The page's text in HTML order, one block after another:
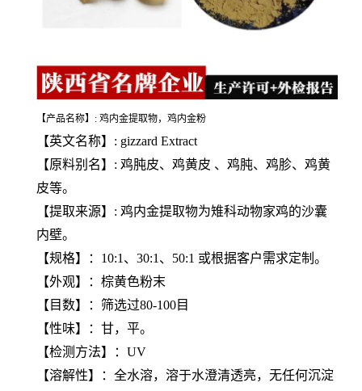
【产品名称】: 鸡内金提取物，鸡内金粉
【英文名称】: gizzard Extract
【原料别名】: 鸡肫皮、鸡黄皮 、鸡肫、鸡胗、鸡黄
皮等。
【提取来源】: 鸡内金提取物为雉科动物家鸡的沙囊
内壁。
【规格】：10:1、30:1、50:1 或根据客户需求定制。
【外观】：棕黄色粉末
【目数】：筛选过80-100目
【性味】：甘，平。
【检测方法】：UV
【溶解性】：全水溶，溶于水澄清透亮，无任何沉淀